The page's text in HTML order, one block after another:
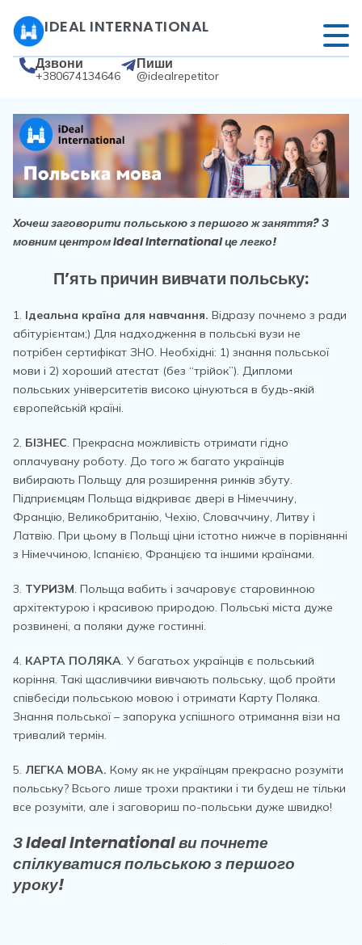
IDEAL INTERNATIONAL
Дзвони
+380674134646
Пиши
@idealrepetitor
Хочеш заговорити польською з першого ж заняття? З
мовним центром Ideal International це легко!
П’ять причин вивчати польську:
1. Ідеальна країна для навчання. Відразу почнемо з ради
абітурієнтам;) Для надходження в польські вузи не
потрібен сертифікат ЗНО. Необхідні: 1) знання польської
мови і 2) хороший атестат (без “трійок”). Дипломи
польських університетів високо цінуються в будь-якій
європейській країні.
2. БІЗНЕС. Прекрасна можливість отримати гідно
оплачувану роботу. До того ж багато українців
вибирають Польщу для розширення ринків збуту.
Підприємцям Польща відкриває двері в Німеччину,
Францію, Великобританію, Чехію, Словаччину, Литву і
Латвію. При цьому в Польщі ціни істотно нижче в порівнянні
з Німеччиною, Іспанією, Францією та іншими країнами.
3. ТУРИЗМ. Польща вабить і зачаровує старовинною
архітектурою і красивою природою. Польські міста дуже
розвинені, а поляки дуже гостинні.
4. КАРТА ПОЛЯКА. У багатьох українців є польський
коріння. Такі щасливчики вивчають польську, щоб пройти
співбесіди польською мовою і отримати Карту Поляка.
Знання польської – запорука успішного отримання візи на
тривалий термін.
5. ЛЕГКА МОВА. Кому як не українцям прекрасно розуміти
польську? Всього лише трохи практики і ти будеш не тільки
все розуміти, але і заговориш по-польськи дуже швидко!
З Ideal International ви почнете
спілкуватися польською з першого
уроку!